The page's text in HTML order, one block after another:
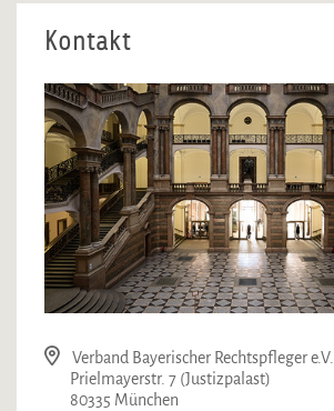
Kontakt
Verband Bayerischer Rechtspfleger e.V.
Prielmayerstr. 7 (Justizpalast)
80335 München